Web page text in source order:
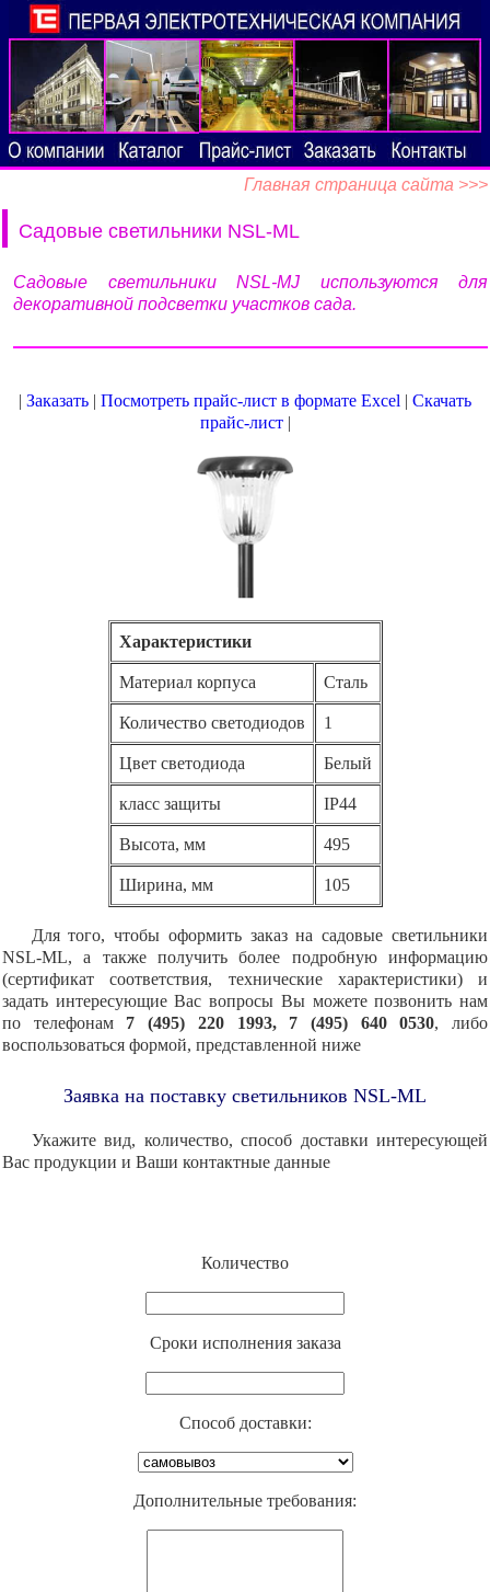
Главная страница сайта >>>
Садовые светильники NSL-ML
Садовые светильники NSL-MJ используются для
декоративной подсветки участков сада.
| Заказать | Посмотреть прайс-лист в формате Excel | Скачать
прайс-лист|
Характеристики
Материал корпуса Сталь
Количество светодиодов 1
Цвет светодиода Белый
класс защиты IP44
Высота, мм 495
Ширина, мм 105
Для того, чтобы оформить заказ на садовые светильники
NSL-ML, а также получить более подробную информацию
(сертификат соответствия, технические характеристики) и
задать интересующие Вас вопросы Вы можете позвонить нам
по телефонам7 (495) 220 1993, 7 (495) 640 0530, либо
воспользоваться формой, представленной ниже
Заявка на поставку светильников NSL-ML
Укажите вид, количество, способ доставки интересующей
Вас продукции и Ваши контактные данные
Количество
Cроки исполнения заказа
Способ доставки:
Дополнительные требования: